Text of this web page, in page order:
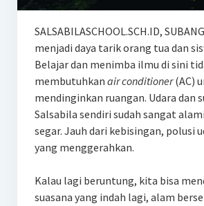
SALSABILASCHOOL.SCH.ID,
menjadi daya tarik orang tua dan
Belajar dan menimba ilmu di sini
membutuhkan air conditioner(AC)
mendinginkan ruangan. Udara dan
Salsabila sendiri sudah sangat
segar. Jauh dari kebisingan, polusi
yang menggerahkan.
Kalau lagi beruntung, kita bisa
suasana yang indah lagi, alam